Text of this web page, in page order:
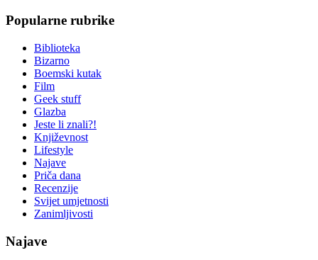
Popularne rubrike
Biblioteka
Bizarno
Boemski kutak
Film
Geek stuff
Glazba
Jeste li znali?!
Književnost
Lifestyle
Najave
Priča dana
Recenzije
Svijet umjetnosti
Zanimljivosti
Najave